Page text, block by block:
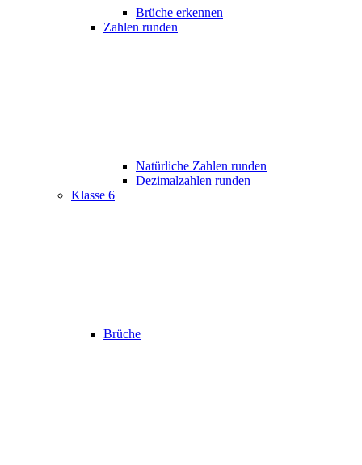
Brüche erkennen
Zahlen runden
Natürliche Zahlen runden
Dezimalzahlen runden
Klasse 6
Brüche